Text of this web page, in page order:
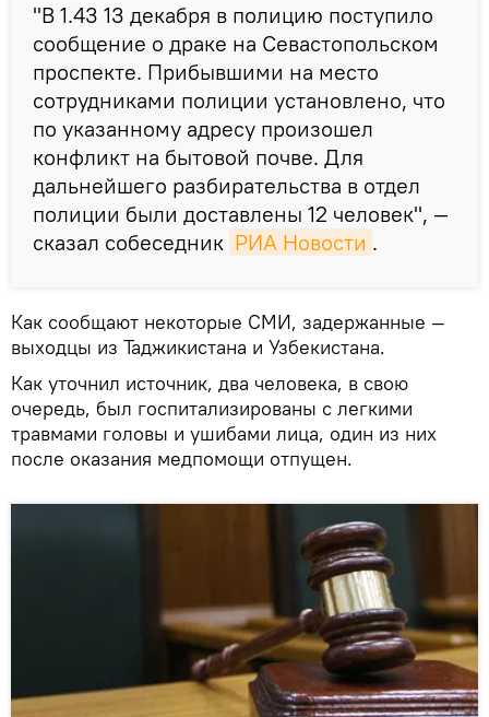
"В 1.43 13 декабря в полицию поступило
сообщение о драке на Севастопольском
проспекте. Прибывшими на место
сотрудниками полиции установлено, что
по указанному адресу произошел
конфликт на бытовой почве. Для
дальнейшего разбирательства в отдел
полиции были доставлены 12 человек", —
сказал собеседник РИА Новости .
Как сообщают некоторые СМИ, задержанные —
выходцы из Таджикистана и Узбекистана.
Как уточнил источник, два человека, в свою
очередь, был госпитализированы с легкими
травмами головы и ушибами лица, один из них
после оказания медпомощи отпущен.